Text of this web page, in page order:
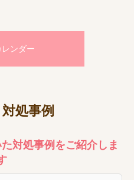
レンダー
処事例
対処事例をご紹介しま